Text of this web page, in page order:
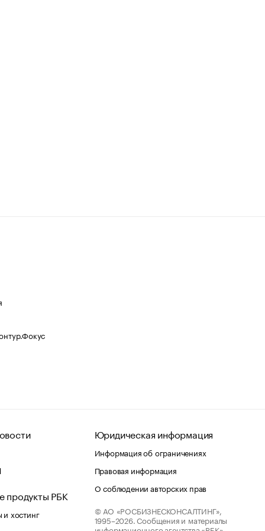
продукты РБК
хостинг
Юридическая информация
Информация об ограничениях
Правовая информация
О соблюдении авторских прав
© АО «РОСБИЗНЕСКОНСАЛТИНГ»,
1995–2026. Сообщения и материалы